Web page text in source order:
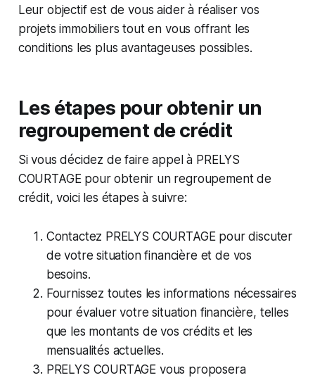
Leur objectif est de vous aider à réaliser vos
projets immobiliers tout en vous offrant les
conditions les plus avantageuses possibles.
Les étapes pour obtenir un
regroupement de crédit
Si vous décidez de faire appel à PRELYS
COURTAGE pour obtenir un regroupement de
crédit, voici les étapes à suivre:
Contactez PRELYS COURTAGE pour discuter
de votre situation financière et de vos
besoins.
Fournissez toutes les informations nécessaires
pour évaluer votre situation financière, telles
que les montants de vos crédits et les
mensualités actuelles.
PRELYS COURTAGE vous proposera